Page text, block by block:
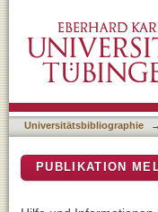
Universitätsbibliographie →
PUBLIKATION